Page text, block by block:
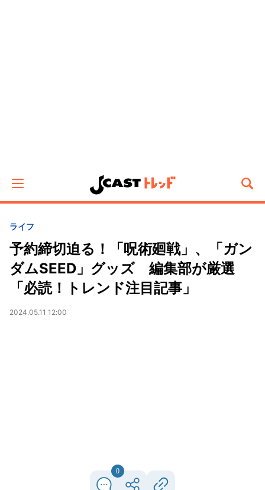
ライフ
予約締切迫る！「呪術廻戦」、「ガン
ダムSEED」グッズ 編集部が厳選
「必読！トレンド注目記事」
2024.05.11 12:00
0